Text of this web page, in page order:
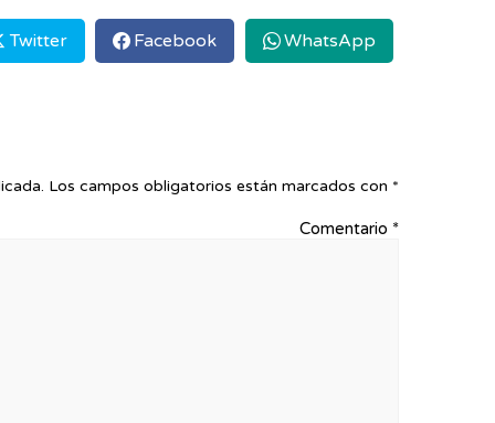
Twitter Facebook WhatsApp
Los campos obligatorios están marcados con *
Comentario *